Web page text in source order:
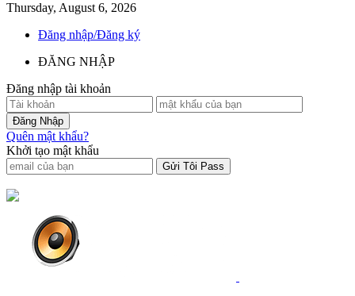
Thursday, August 6, 2026
Đăng nhập/Đăng ký
ĐĂNG NHẬP
Đăng nhập tài khoản
Quên mật khẩu?
Khởi tạo mật khẩu